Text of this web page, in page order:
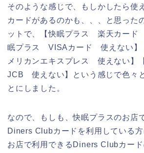
そのような感じで、もしかしたら使
カードがあるのかも、、、と思った
ットで、【快眠プラス 楽天カード
眠プラス VISAカード 使えない】
メリカンエキスプレス 使えない】
JCB 使えない】という感じで色々
とにしました。
なので、もしも、快眠プラスのお店
Diners Clubカードを利用している
お店で利用できるDiners Clubカー